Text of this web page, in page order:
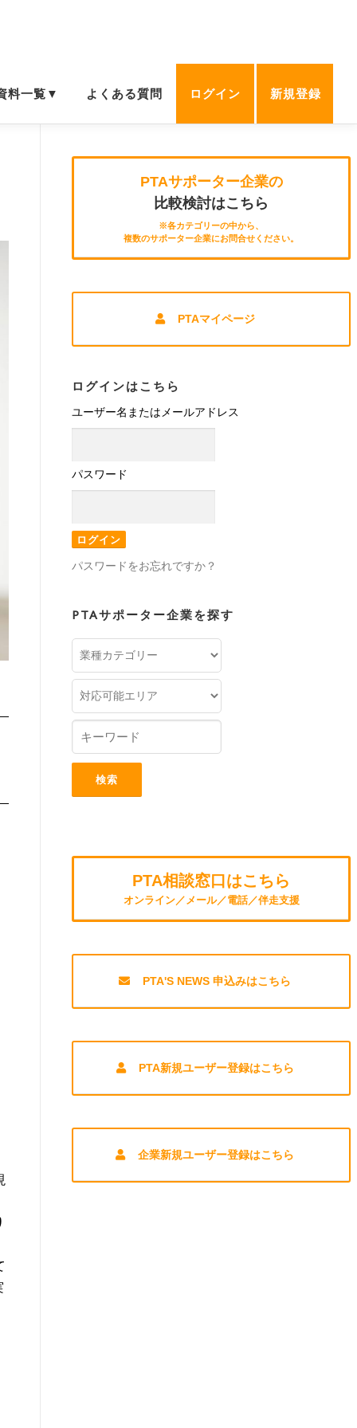
料一覧▼ よくある質問 ログイン 新規登録
PTAサポーター企業の
比較検討はこちら
※各カテゴリーの中から、
複数のサポーター企業にお問合せください。
PTAマイページ
ログインはこちら
ユーザー名またはメールアドレス
パスワード
パスワードをお忘れですか？
PTAサポーター企業を探す
PTA相談窓口はこちら
オンライン／メール／電話／伴走支援
PTA'S NEWS 申込みはこちら
PTA新規ユーザー登録はこちら
企業新規ユーザー登録はこちら